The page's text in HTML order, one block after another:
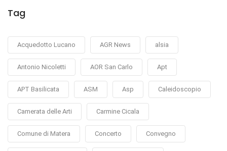
Tag
Acquedotto Lucano AGR News alsia
Antonio Nicoletti AOR San Carlo Apt
APT Basilicata ASM Asp Caleidoscopio
Camerata delle Arti Carmine Cicala
Comune di Matera Concerto Convegno